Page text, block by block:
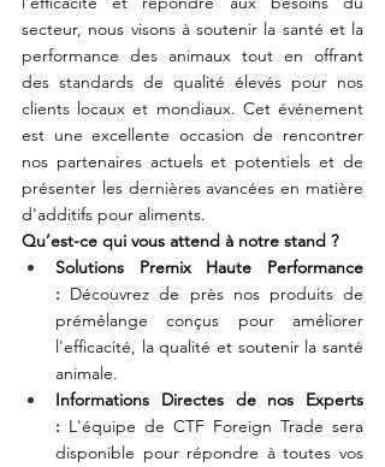
secteur, nous visons à soutenir la santé et la
performance des animaux tout en offrant
des standards de qualité élevés pour nos
clients locaux et mondiaux. Cet événement
est une excellente occasion de rencontrer
nos partenaires actuels et potentiels et de
présenter les dernières avancées en matière
d'additifs pour aliments.
Qu’est-ce qui vous attend à notre stand ?
Solutions Premix Haute Performance
: Découvrez de près nos produits de
prémélange conçus pour améliorer
l'efficacité, la qualité et soutenir la santé
animale.
Informations Directes de nos Experts
: L'équipe de CTF Foreign Trade sera
disponible pour répondre à toutes vos